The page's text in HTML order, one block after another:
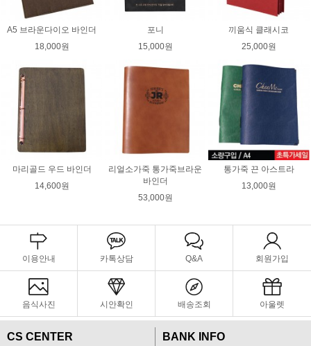
A5 브라운다이오 바인더
18,000원
포니
15,000원
끼움식 클래시코
25,000원
마리골드 우드 바인더
14,600원
리얼소가죽 통가죽브라운
바인더
53,000원
통가죽 끈 아스트라
13,000원
이용안내 카톡상담 Q&A 회원가입
음식사진 시안확인 배송조회 아울렛
CS CENTER BANK INFO